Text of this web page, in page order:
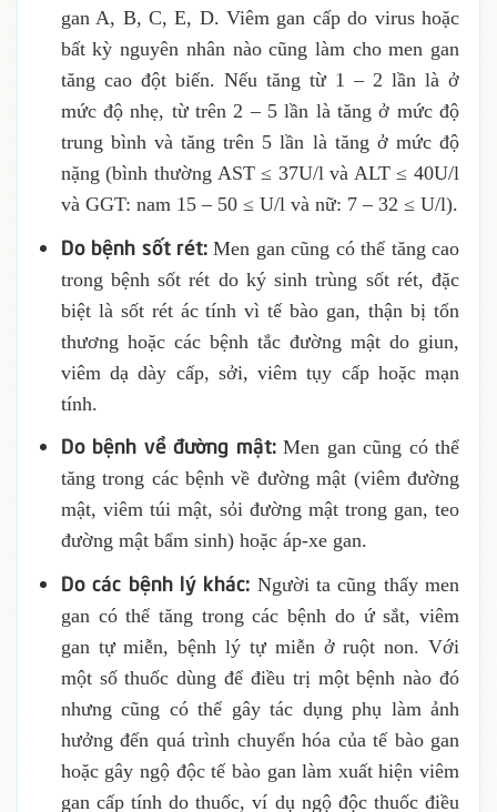
gan A, B, C, E, D. Viêm gan cấp do virus hoặc
bất kỳ nguyên nhân nào cũng làm cho men gan
tăng cao đột biến. Nếu tăng từ 1 – 2 lần là ở
mức độ nhẹ, từ trên 2 – 5 lần là tăng ở mức độ
trung bình và tăng trên 5 lần là tăng ở mức độ
nặng (bình thường AST ≤ 37U/l và ALT ≤ 40U/l
và GGT: nam 15 – 50 ≤ U/l và nữ: 7 – 32 ≤ U/l).
Do bệnh sốt rét: Men gan cũng có thể tăng cao
trong bệnh sốt rét do ký sinh trùng sốt rét, đặc
biệt là sốt rét ác tính vì tế bào gan, thận bị tổn
thương hoặc các bệnh tắc đường mật do giun,
viêm dạ dày cấp, sởi, viêm tụy cấp hoặc mạn
tính.
Do bệnh về đường mật:Men gan cũng có thể
tăng trong các bệnh về đường mật (viêm đường
mật, viêm túi mật, sỏi đường mật trong gan, teo
đường mật bẩm sinh) hoặc áp-xe gan.
Do các bệnh lý khác: Người ta cũng thấy men
gan có thể tăng trong các bệnh do ứ sắt, viêm
gan tự miễn, bệnh lý tự miễn ở ruột non. Với
một số thuốc dùng để điều trị một bệnh nào đó
nhưng cũng có thể gây tác dụng phụ làm ảnh
hưởng đến quá trình chuyển hóa của tế bào gan
hoặc gây ngộ độc tế bào gan làm xuất hiện viêm
gan cấp tính do thuốc, ví dụ ngộ độc thuốc điều